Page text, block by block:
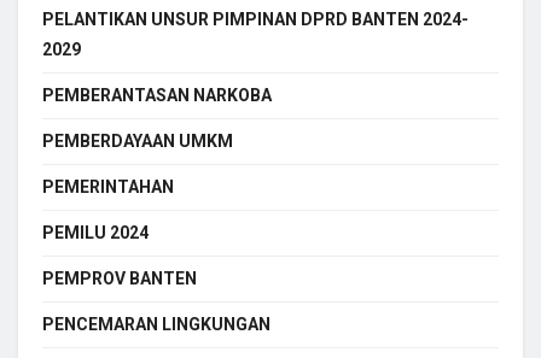
PELANTIKAN UNSUR PIMPINAN DPRD BANTEN 2024-
2029
PEMBERANTASAN NARKOBA
PEMBERDAYAAN UMKM
PEMERINTAHAN
PEMILU 2024
PEMPROV BANTEN
PENCEMARAN LINGKUNGAN